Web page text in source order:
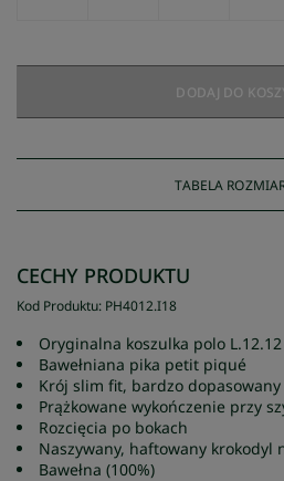
DODAJ DO
TABELA
CECHY PRODUKTU
Kod Produktu: PH4012.I18
Oryginalna koszulka polo
Bawełniana pika petit piqué
Krój slim fit, bardzo dopasowany
Prążkowane wykończenie przy
Rozcięcia po bokach
Naszywany, haftowany krokodyl
Bawełna (100%)